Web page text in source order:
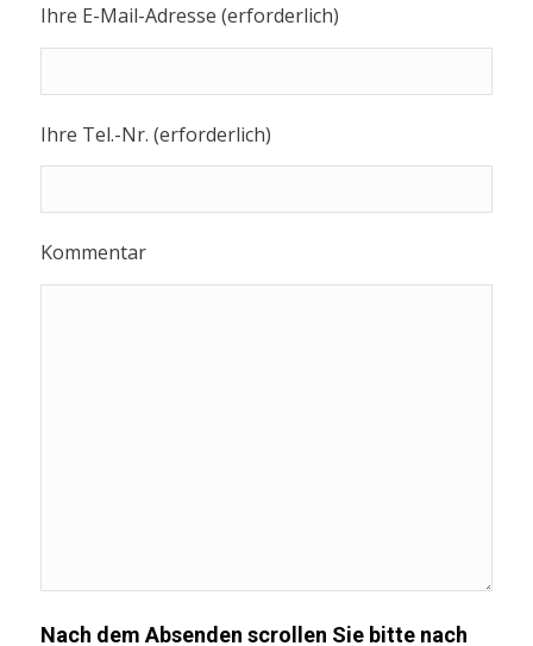
Ihre E-Mail-Adresse (erforderlich)
Ihre Tel.-Nr. (erforderlich)
Kommentar
Nach dem Absenden scrollen Sie bitte nach